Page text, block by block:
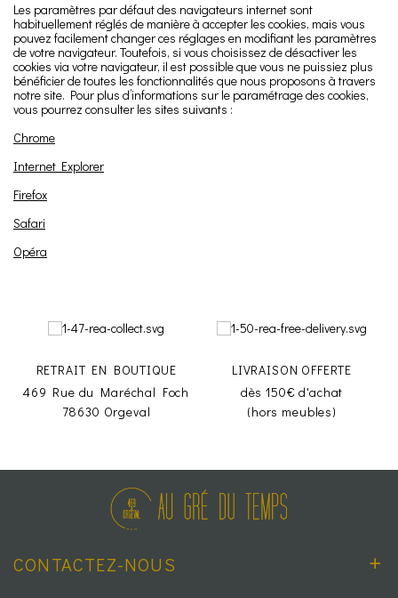
Les paramètres par défaut des navigateurs internet sont
habituellement réglés de manière à accepter les cookies, mais vous
pouvez facilement changer ces réglages en modifiant les paramètres
de votre navigateur. Toutefois, si vous choisissez de désactiver les
cookies via votre navigateur, il est possible que vous ne puissiez plus
bénéficier de toutes les fonctionnalités que nous proposons à travers
notre site. Pour plus d’informations sur le paramétrage des cookies,
vous pourrez consulter les sites suivants :
Chrome
Internet Explorer
Firefox
Safari
Opéra
RETRAIT EN BOUTIQUE
469 Rue du Maréchal Foch
78630 Orgeval
LIVRAISON OFFERTE
dès 150€ d'achat
(hors meubles)
CONTACTEZ-NOUS